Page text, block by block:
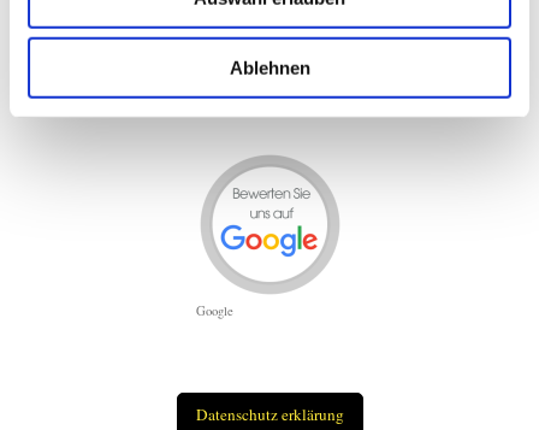
Ablehnen
Teilen
Google
Datenschutz erklärung